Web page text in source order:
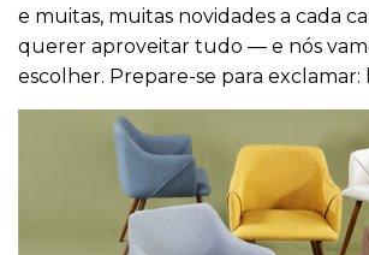
e muitas, muitas novidades a cada
querer aproveitar tudo — e nós
escolher. Prepare-se para exclamar: